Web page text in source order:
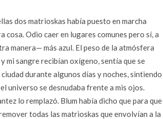
dos matrioskas había puesto en marcha
cosa. Odio caer en lugares comunes pero sí, a
manera— más azul. El peso de la atmósfera
mi sangre recibían oxígeno, sentía que se
durante algunos días y noches, sintiendo
universo se desnudaba frente a mis ojos.
lo remplazó. Blum había dicho que para que
todas las matrioskas que envolvían a la